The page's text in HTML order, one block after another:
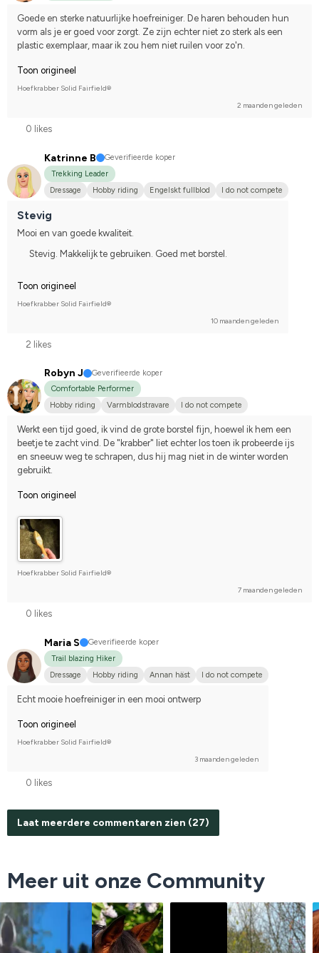
Goede en sterke natuurlijke hoefreiniger. De haren behouden hun
vorm als je er goed voor zorgt. Ze zijn echter niet zo sterk als een
plastic exemplaar, maar ik zou hem niet ruilen voor zo'n.
Toon origineel
Hoefkrabber Solid Fairfield®
2 maanden geleden
0 likes
Katrinne B
Geverifieerde koper
Trekking Leader
Dressage
Hobby riding Engelskt fullblod I do not compete
Stevig
Mooi en van goede kwaliteit.
Stevig. Makkelijk te gebruiken. Goed met borstel.
Toon origineel
Hoefkrabber Solid Fairfield®
10 maanden geleden
2 likes
Robyn J
Geverifieerde koper
Comfortable Performer
Hobby riding
Varmblodstravare I do not compete
Werkt een tijd goed, ik vind de grote borstel fijn, hoewel ik hem een
beetje te zacht vind. De "krabber" liet echter los toen ik probeerde ijs
en sneeuw weg te schrapen, dus hij mag niet in de winter worden
gebruikt.
Toon origineel
Hoefkrabber Solid Fairfield®
7 maanden geleden
0 likes
Maria S
Geverifieerde koper
Trail blazing Hiker
Dressage
Hobby riding Annan häst I do not compete
Echt mooie hoefreiniger in een mooi ontwerp
Toon origineel
Hoefkrabber Solid Fairfield®
3 maanden geleden
0 likes
Laat meerdere commentaren zien (27)
Meer uit onze Community